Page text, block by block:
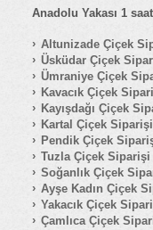
Anadolu Yakası 1
Altunizade Çiçek
Üsküdar Çiçek
Ümraniye Çiçek
Kavacık Çiçek
Kayışdağı Çiçek
Kartal Çiçek Siparişi
Pendik Çiçek
Tuzla Çiçek Siparişi
Soğanlık Çiçek
Ayşe Kadın Çiçek
Yakacık Çiçek
Çamlıca Çiçek